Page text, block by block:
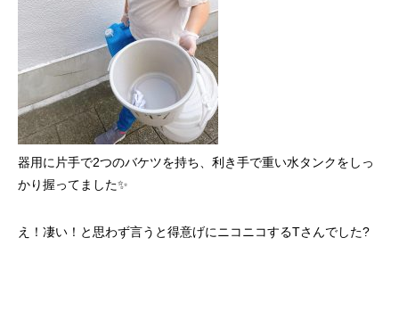
器用に片手で2つのバケツを持ち、利き手で重い水タンクをしっ
かり握ってました✨
え！凄い！と思わず言うと得意げにニコニコするTさんでした?